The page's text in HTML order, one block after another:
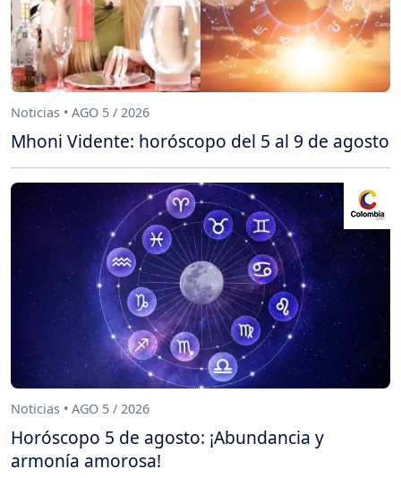
Noticias • AGO 5 / 2026
Mhoni Vidente: horóscopo del 5 al 9 de agosto
Noticias • AGO 5 / 2026
Horóscopo 5 de agosto: ¡Abundancia y
armonía amorosa!